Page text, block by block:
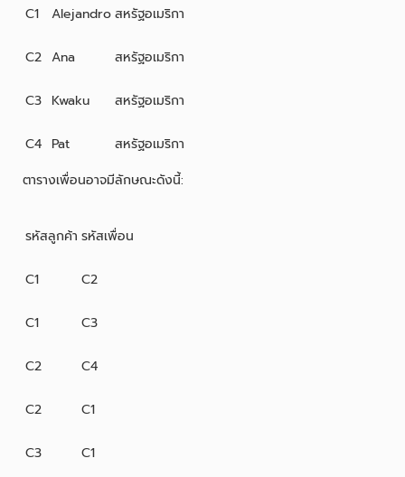
C1 Alejandroสหรัฐอเมริกา
C2 Ana สหรัฐอเมริกา
C3 Kwaku สหรัฐอเมริกา
C4 Pat
สหรัฐอเมริกา
ตารางเพื่อนอาจมีลักษณะดังนี้:
รหัสลูกค้า รหัสเพื่อน
C1 C2
C1 C3
C2 C4
C2 C1
C3 C1